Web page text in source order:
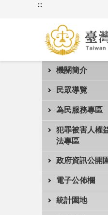
:::
機關簡介
民眾導覽
為民服務專區
犯罪被害人權
法專區
政府資訊公開
電子公佈欄
統計園地